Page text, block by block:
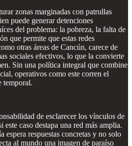
zonas marginadas con patrullas
puede generar detenciones
del problema: la pobreza, la falta de
que permite que estas redes
otras áreas de Cancún, carece de
sociales efectivos, lo que la convierte
Sin una política integral que combine
operativos como este corren el
temporal.
de esclarecer los vínculos de
este caso destapa una red más amplia.
espera respuestas concretas y no solo
al mundo una imagen de paraíso